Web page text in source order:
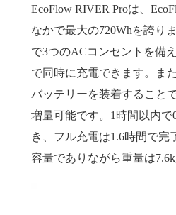
EcoFlow RIVER Proは、
なかで最大の720Whを誇り
で3つのACコンセントを備
で同時に充電できます。ま
バッテリーを装着すること
増量可能です。1時間以内で
き、フル充電は1.6時間で完
容量でありながら重量は